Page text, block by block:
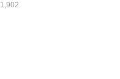
1,902